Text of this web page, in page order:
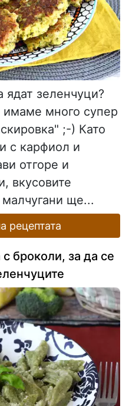
ядат зеленчуци?
имаме много супер
;-) Като
с карфиол и
отгоре и
вкусовите
ще...
рецептата
броколи, за да се